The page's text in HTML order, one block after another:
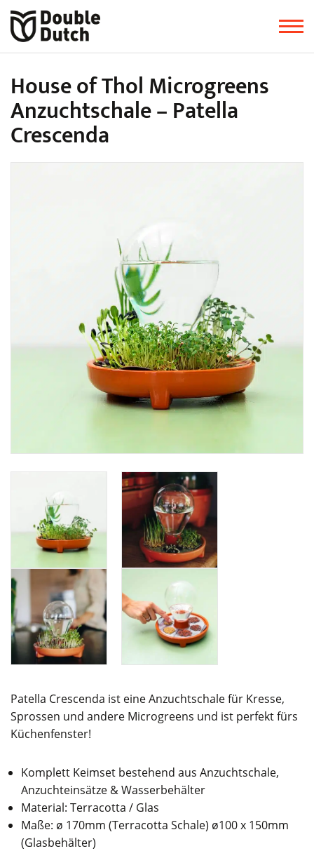
House of Thol Microgreens
Anzuchtschale – Patella
Crescenda
Patella Crescenda ist eine Anzuchtschale für Kresse,
Sprossen und andere Microgreens und ist perfekt fürs
Küchenfenster!
Komplett Keimset bestehend aus Anzuchtschale,
Anzuchteinsätze & Wasserbehälter
Material: Terracotta / Glas
Maße: ø 170mm (Terracotta Schale) ø100 x 150mm
(Glasbehälter)